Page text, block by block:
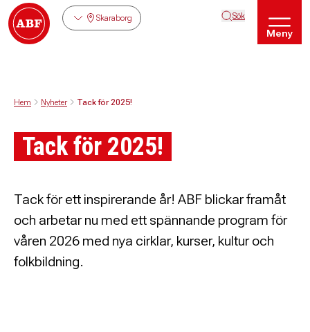
Skaraborg Sök
Meny
Hem Nyheter Tack för 2025!
Tack för 2025!
Tack för ett inspirerande år! ABF blickar framåt
och arbetar nu med ett spännande program för
våren 2026 med nya cirklar, kurser, kultur och
folkbildning.